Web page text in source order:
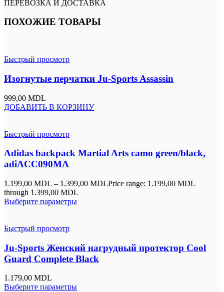
ПЕРЕВОЗКА И ДОСТАВКА
ПОХОЖИЕ ТОВАРЫ
Быстрый просмотр
Изогнутые перчатки Ju-Sports Assassin
999,00 MDL
ДОБАВИТЬ В КОРЗИНУ
Быстрый просмотр
Adidas backpack Martial Arts camo green/black,
adiACC090MA
1.199,00 MDL – 1.399,00 MDLPrice range: 1.199,00 MDL
through 1.399,00 MDL
Выберите параметры
Быстрый просмотр
Ju-Sports Женский нагрудный протектор Cool
Guard Complete Black
1.179,00 MDL
Выберите параметры